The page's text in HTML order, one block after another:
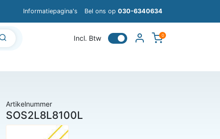
Informatiepagina's Bel ons op 030-6340634
Incl. Btw 0
Artikelnummer
SOS2L8L8100L